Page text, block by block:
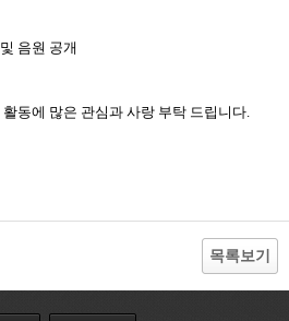
및 음원 공개
활동에 많은 관심과 사랑 부탁 드립니다
목록보기